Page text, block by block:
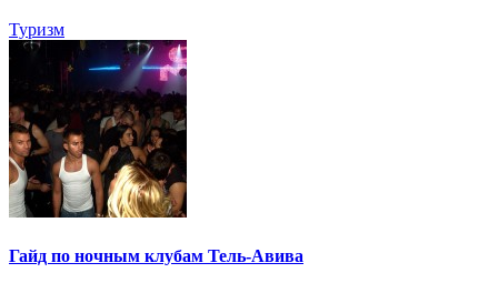
Туризм
Гайд по ночным клубам Тель-Авива